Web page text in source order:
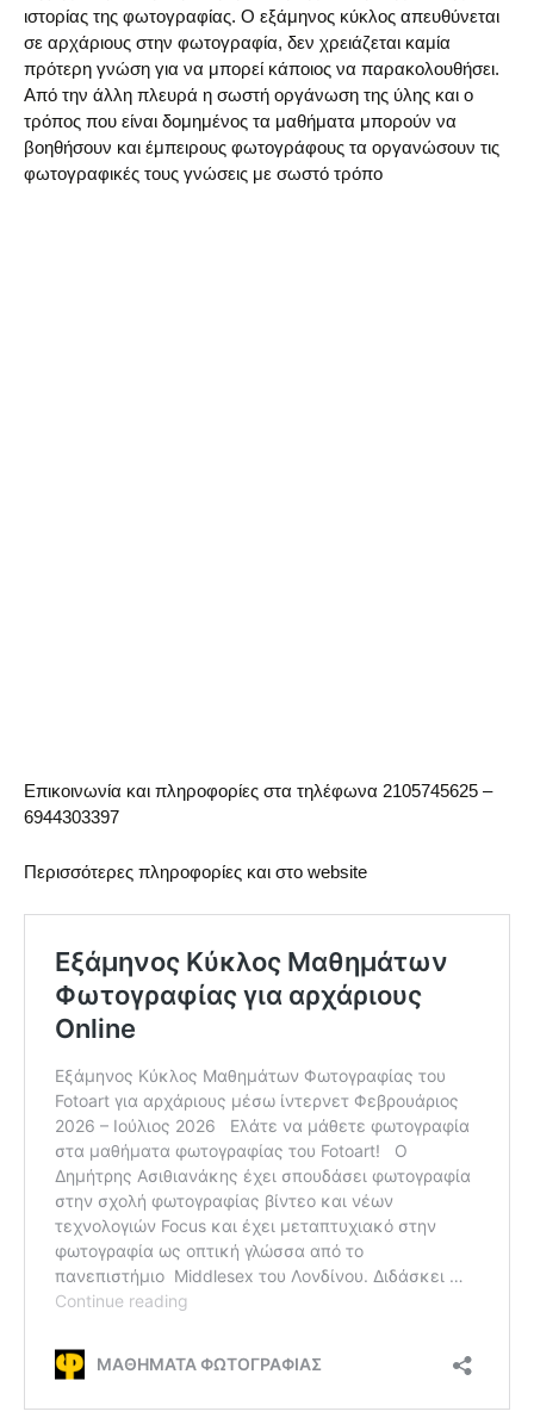
ιστορίας της φωτογραφίας. Ο εξάμηνος κύκλος απευθύνεται
σε αρχάριους στην φωτογραφία, δεν χρειάζεται καμία
πρότερη γνώση για να μπορεί κάποιος να παρακολουθήσει.
Από την άλλη πλευρά η σωστή οργάνωση της ύλης και ο
τρόπος που είναι δομημένος τα μαθήματα μπορούν να
βοηθήσουν και έμπειρους φωτογράφους τα οργανώσουν τις
φωτογραφικές τους γνώσεις με σωστό τρόπο
Επικοινωνία και πληροφορίες στα τηλέφωνα 2105745625 –
6944303397
Περισσότερες πληροφορίες και στο website